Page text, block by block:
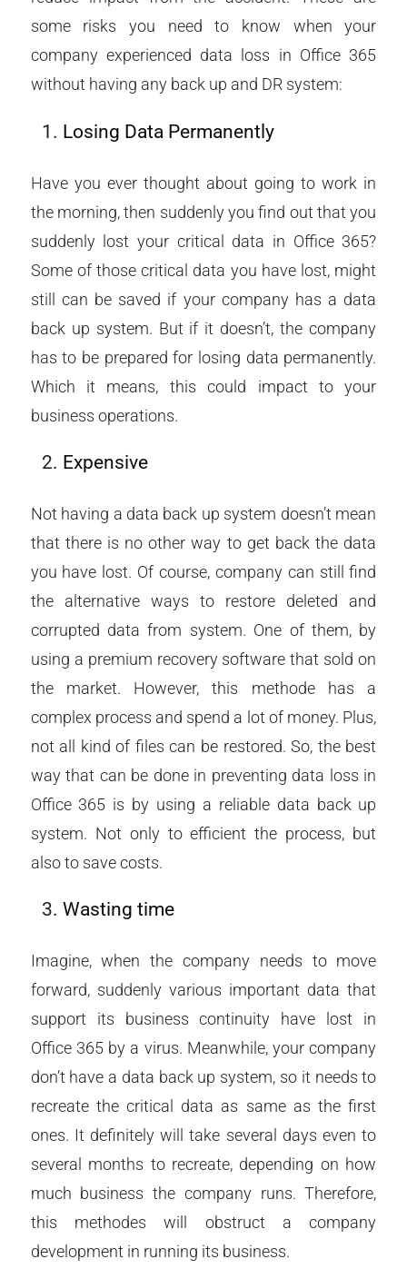
some risks you need to know when your
company experienced data loss in Office 365
without having any back up and DR system:
Losing Data Permanently
Have you ever thought about going to work in
the morning, then suddenly you find out that you
suddenly lost your critical data in Office 365?
Some of those critical data you have lost, might
still can be saved if your company has a data
back up system. But if it doesn’t, the company
has to be prepared for losing data permanently.
Which it means, this could impact to your
business operations.
Expensive
Not having a data back up system doesn’t mean
that there is no other way to get back the data
you have lost. Of course, company can still find
the alternative ways to restore deleted and
corrupted data from system. One of them, by
using a premium recovery software that sold on
the market. However, this methode has a
complex process and spend a lot of money. Plus,
not all kind of files can be restored. So, the best
way that can be done in preventing data loss in
Office 365 is by using a reliable data back up
system. Not only to efficient the process, but
also to save costs.
Wasting time
Imagine, when the company needs to move
forward, suddenly various important data that
support its business continuity have lost in
Office 365 by a virus. Meanwhile, your company
don’t have a data back up system, so it needs to
recreate the critical data as same as the first
ones. It definitely will take several days even to
several months to recreate, depending on how
much business the company runs. Therefore,
this methodes will obstruct a company
development in running its business.